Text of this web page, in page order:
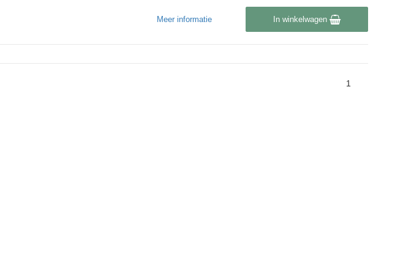
In winkelwagen
Meer informatie
1